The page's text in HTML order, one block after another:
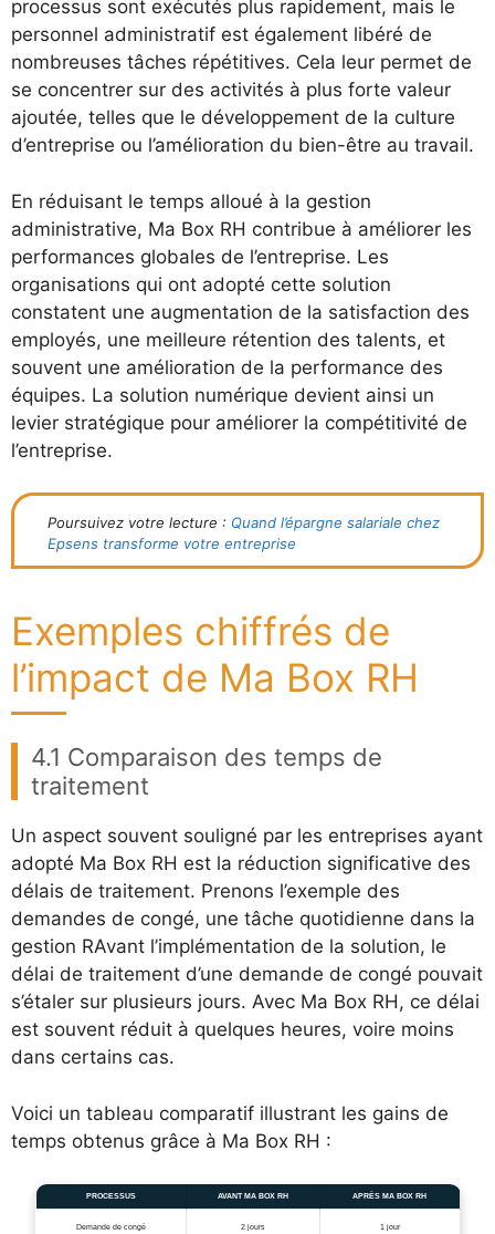
processus sont exécutés plus rapidement, mais le
personnel administratif est également libéré de
nombreuses tâches répétitives. Cela leur permet de
se concentrer sur des activités à plus forte valeur
ajoutée, telles que le développement de la culture
d’entreprise ou l’amélioration du bien-être au travail.
En réduisant le temps alloué à la gestion
administrative, Ma Box RH contribue à améliorer les
performances globales de l’entreprise. Les
organisations qui ont adopté cette solution
constatent une augmentation de la satisfaction des
employés, une meilleure rétention des talents, et
souvent une amélioration de la performance des
équipes. La solution numérique devient ainsi un
levier stratégique pour améliorer la compétitivité de
l’entreprise.
Poursuivez votre lecture : Quand l’épargne salariale chez
Epsens transforme votre entreprise
Exemples chiffrés de
l’impact de Ma Box RH
4.1 Comparaison des temps de
traitement
Un aspect souvent souligné par les entreprises ayant
adopté Ma Box RH est la réduction significative des
délais de traitement. Prenons l’exemple des
demandes de congé, une tâche quotidienne dans la
gestion RAvant l’implémentation de la solution, le
délai de traitement d’une demande de congé pouvait
s’étaler sur plusieurs jours. Avec Ma Box RH, ce délai
est souvent réduit à quelques heures, voire moins
dans certains cas.
Voici un tableau comparatif illustrant les gains de
temps obtenus grâce à Ma Box RH :
PROCESSUS AVANT MA BOX RH APRÈS MA BOX RH
Demande de congé 2 jours 1 jour